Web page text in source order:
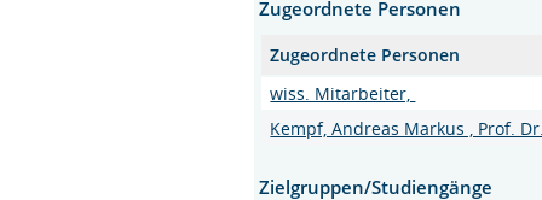
Zugeordnete Personen
Zugeordnete Personen
wiss. Mitarbeiter,
Kempf, Andreas Markus , Prof.
Zielgruppen/Studiengänge